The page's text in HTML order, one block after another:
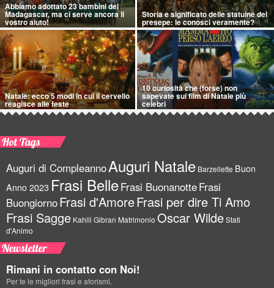
Abbiamo adottato 23 bambini del
Madagascar, ma ci serve ancora il
vostro aiuto!
Storia e significato delle statuine del
presepe: le conosci veramente?
Natale: ecco 5 modi in cui il cervello
reagisce alle feste
10 curiosità che (forse) non
sapevate sui film di Natale più
celebri
Hot Tags
Auguri di CompleannoAuguri Natale Barzellette Buon
Anno 2023 Frasi BelleFrasi BuonanotteFrasi
BuongiornoFrasi d'AmoreFrasi per dire Ti Amo
Frasi Sagge Kahlil Gibran Matrimonio Oscar WildeStati
d'Animo
Newsletter
Rimani in contatto con Noi!
Per te le migliori frasi e aforismi.